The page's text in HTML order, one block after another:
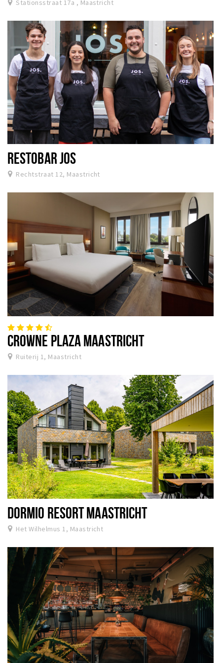
Stationsstraat 17a , Maastricht
RESTOBAR JOS
Rechtstraat 12, Maastricht
CROWNE PLAZA MAASTRICHT
Ruiterij 1, Maastricht
DORMIO RESORT MAASTRICHT
Het Wilhelmus 1, Maastricht